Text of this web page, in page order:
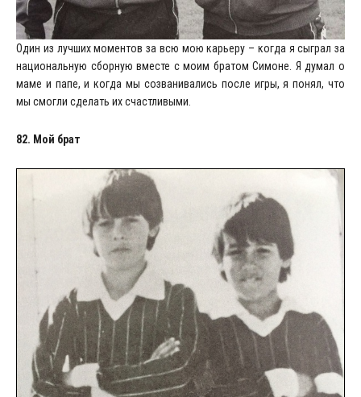
Один из лучших моментов за всю мою карьеру – когда я сыграл за
национальную сборную вместе с моим братом Симоне. Я думал о
маме и папе, и когда мы созванивались после игры, я понял, что
мы смогли сделать их счастливыми.
82. Мой брат